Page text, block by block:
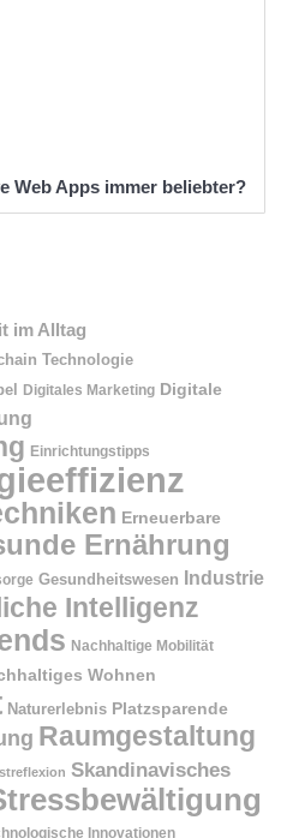
Web Apps immer beliebter?
im Alltag
Technologie
Digitales Marketing Digitale
Einrichtungstipps
Erneuerbare
Ernährung
Gesundheitswesen Industrie
Intelligenz
Nachhaltige Mobilität
Wohnen
Naturerlebnis Platzsparende
Raumgestaltung
Skandinavisches
Innovationen